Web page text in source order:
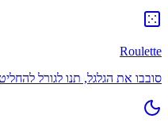
Roulette
סובבו את הגלגל, תנו לגורל להחליט